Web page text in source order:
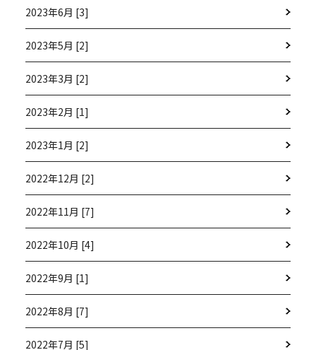
2023年6月 [3]
2023年5月 [2]
2023年3月 [2]
2023年2月 [1]
2023年1月 [2]
2022年12月 [2]
2022年11月 [7]
2022年10月 [4]
2022年9月 [1]
2022年8月 [7]
2022年7月 [5]